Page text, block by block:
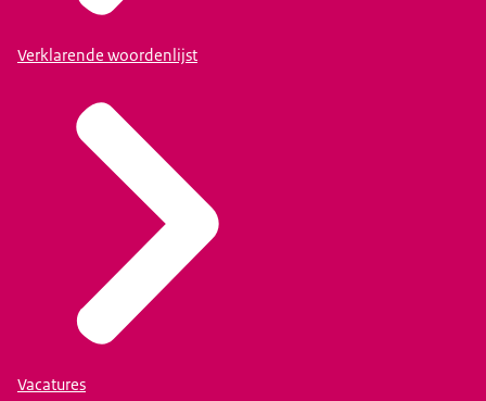
Verklarende woordenlijst
Vacatures